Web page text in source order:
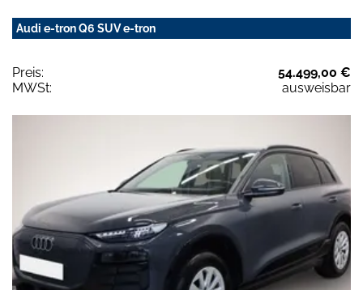
Audi e-tron Q6 SUV e-tron
Preis:
54.499,00 €
MWSt:
ausweisbar